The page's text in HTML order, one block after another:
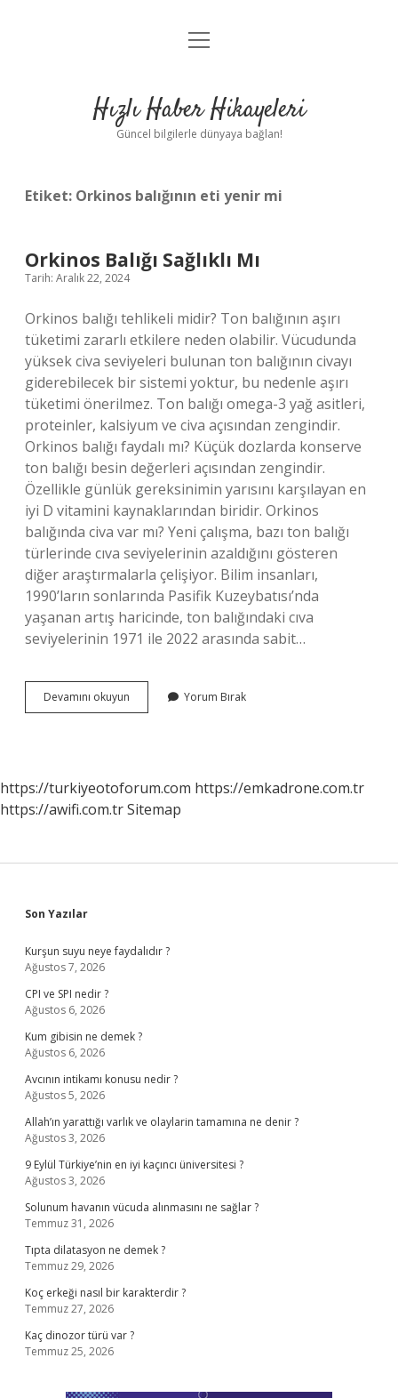
Anasayfa
Yasal Uyarı
menüyü
Hızlı Haber Hikayeleri
Güncel bilgilerle dünyaya bağlan!
Etiket: Orkinos balığının eti yenir mi
Orkinos Balığı Sağlıklı Mı
Tarih: Aralık 22, 2024
Orkinos balığı tehlikeli midir? Ton balığının aşırı
tüketimi zararlı etkilere neden olabilir. Vücudunda
yüksek civa seviyeleri bulunan ton balığının civayı
giderebilecek bir sistemi yoktur, bu nedenle aşırı
tüketimi önerilmez. Ton balığı omega-3 yağ asitleri,
proteinler, kalsiyum ve civa açısından zengindir.
Orkinos balığı faydalı mı? Küçük dozlarda konserve
ton balığı besin değerleri açısından zengindir.
Özellikle günlük gereksinimin yarısını karşılayan en
iyi D vitamini kaynaklarından biridir. Orkinos
balığında civa var mı? Yeni çalışma, bazı ton balığı
türlerinde cıva seviyelerinin azaldığını gösteren
diğer araştırmalarla çelişiyor. Bilim insanları,
1990’ların sonlarında Pasifik Kuzeybatısı’nda
yaşanan artış haricinde, ton balığındaki cıva
seviyelerinin 1971 ile 2022 arasında sabit…
Devamını okuyun Orkinos
Balığı
Yorum Bırak
https://turkiyeotoforum.com https://emkadrone.com.tr
https://awifi.com.trSitemap
Sidebar
Son Yazılar
Kurşun suyu neye faydalıdır ?
Ağustos 7, 2026
CPI ve SPI nedir ?
Ağustos 6, 2026
Kum gibisin ne demek ?
Ağustos 6, 2026
Avcının intikamı konusu nedir ?
Ağustos 5, 2026
Allah’ın yarattığı varlık ve olaylarin tamamına ne denir ?
Ağustos 3, 2026
9 Eylül Türkiye’nin en iyi kaçıncı üniversitesi ?
Ağustos 3, 2026
Solunum havanın vücuda alınmasını ne sağlar ?
Temmuz 31, 2026
Tıpta dilatasyon ne demek ?
Temmuz 29, 2026
Koç erkeği nasıl bir karakterdir ?
Temmuz 27, 2026
Kaç dinozor türü var ?
Temmuz 25, 2026